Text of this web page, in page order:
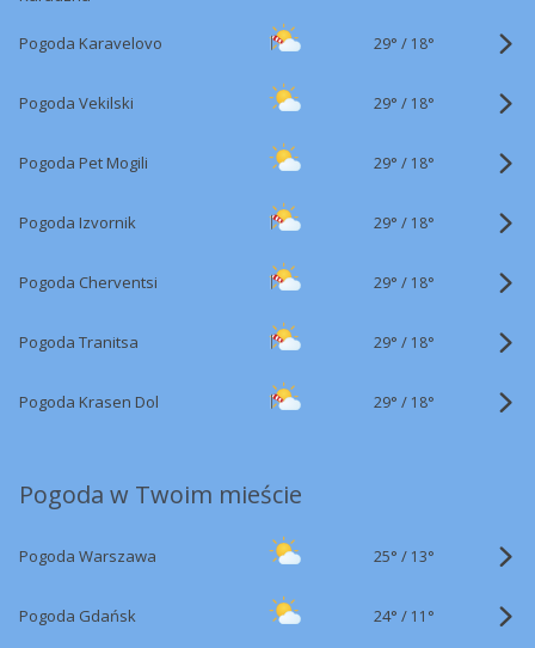
Pogoda Karavelovo 29° / 18°
Pogoda Vekilski 29° / 18°
Pogoda Pet Mogili 29° / 18°
Pogoda Izvornik 29° / 18°
Pogoda Cherventsi 29° / 18°
Pogoda Tranitsa 29° / 18°
Pogoda Krasen Dol 29° / 18°
Pogoda w Twoim mieście
Pogoda Warszawa 25° / 13°
Pogoda Gdańsk 24° / 11°